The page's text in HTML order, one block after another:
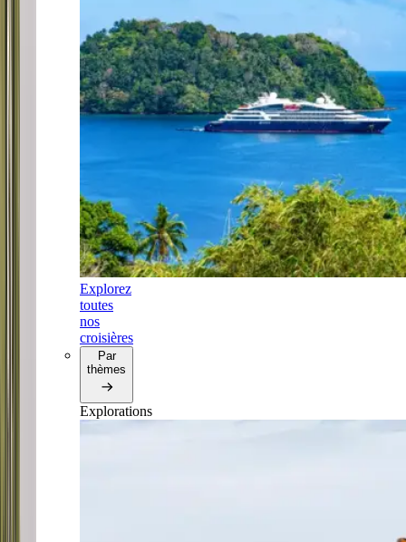
Explorez
toutes
nos
croisières
Par
thèmes
Explorations